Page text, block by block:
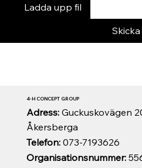
Ladda upp fil
Skicka
Organisationsnummer:
Telefon:073-7193626
Adress: Guckuskovägen
Åkersberga
4-H CONCEPT GROUP